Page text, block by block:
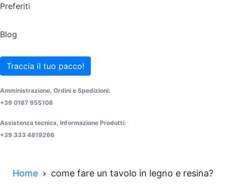
Preferiti
Blog
Traccia il tuo pacco!
Amministrazione, Ordini e Spedizioni:
+39 0187 955108
Assistenza tecnica, Informazione Prodotti:
+39 333 4819266
Home come fare un tavolo in legno e resina?